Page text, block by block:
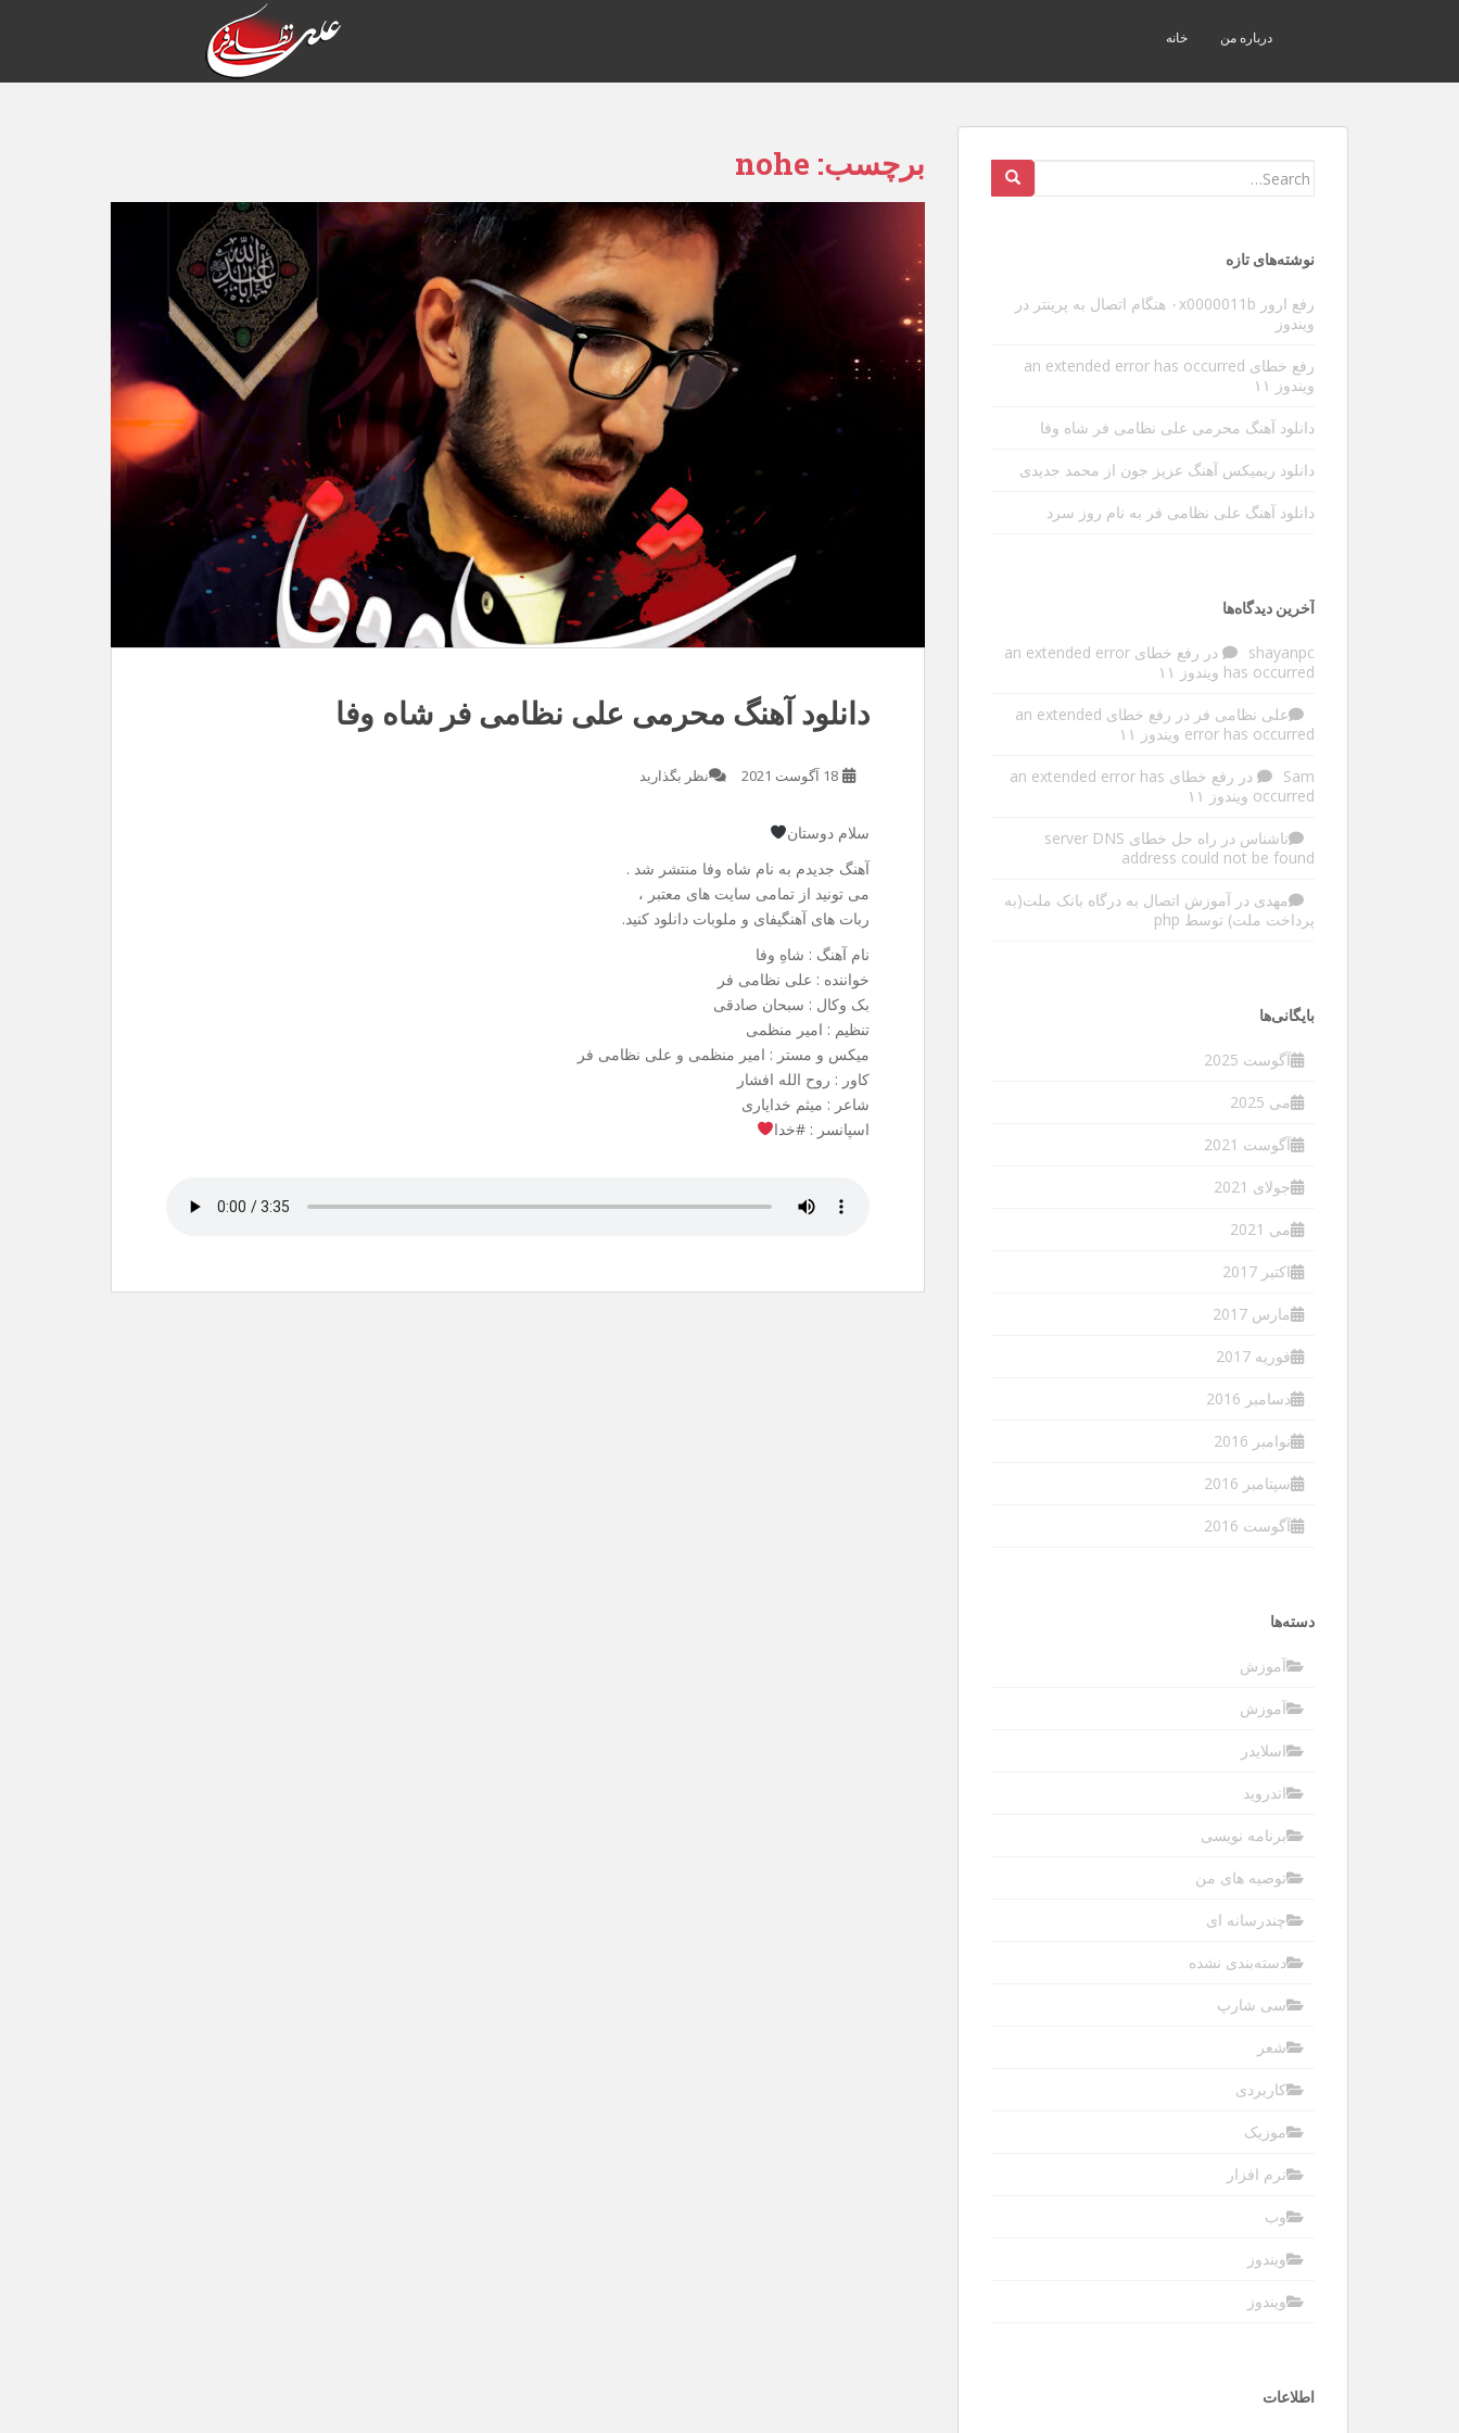
p
خانه درباره من
برچسب: nohe
دانلود آهنگ محرمی علی نظامی فر شاه وفا
18 آگوست 2021 نظر بگذارید
سلام دوستان
آهنگ جدیدم به نام شاه وفا منتشر شد .
می تونید از تمامی سایت های معتبر ،
ربات های آهنگیفای و ملوبات دانلود کنید.
نام آهنگ : شاهِ وفا
خواننده : علی نظامی فر
بک وکال : سبحان صادقی
تنظیم : امیر منظمی
میکس و مستر : امیر منظمی و علی نظامی فر
کاور : روح الله افشار
شاعر : میثم خدایاری
اسپانسر : #خدا
Search
نوشته‌های تازه
رفع ارور ۰x0000011b هنگام اتصال به پرینتر در
ویندوز
رفع خطای an extended error has occurred
ویندوز ۱۱
دانلود آهنگ محرمی علی نظامی فر شاه وفا
دانلود ریمیکس آهنگ عزیز جون از محمد جدیدی
دانلود آهنگ علی نظامی فر به نام روز سرد
آخرین دیدگاه‌ها
shayanpc در
رفع خطای an extended error
has occurred ویندوز ۱۱
علی نظامی فر در
رفع خطای an extended
error has occurred ویندوز ۱۱
Sam در
رفع خطای an extended error has
occurred ویندوز ۱۱
ناشناس در
راه حل خطای server DNS
address could not be found
مهدی در آموزش اتصال به درگاه بانک ملت(به
پرداخت ملت) توسط php
بایگانی‌ها
آگوست 2025
می 2025
آگوست 2021
جولای 2021
می 2021
اکتبر 2017
مارس 2017
فوریه 2017
دسامبر 2016
نوامبر 2016
سپتامبر 2016
آگوست 2016
دسته‌ها
آموزش
آموزش
اسلایدر
اندروید
برنامه نویسی
توصیه های من
چندرسانه ای
دسته‌بندی نشده
سی شارپ
شعر
کاربردی
موزیک
نرم افزار
وب
ویندوز
ویندوز
اطلاعات